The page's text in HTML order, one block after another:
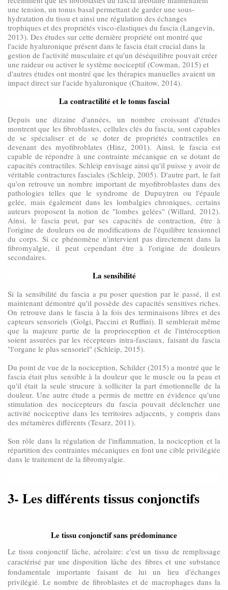
une tension, un tonus basal permettant de garder une sous-
hydratation du tissu et ainsi une régulation des échanges
trophiques et des propriétés visco-élastiques du fascia (Langevin,
2013). Des études sur cette dernière propriété ont montré que
l'acide hyaluronique présent dans le fascia était crucial dans la
gestion de l'activité musculaire et qu'un déséquilibre pouvait créer
une raideur ou activer le système nociceptif (Cowman, 2015) et
d'autres études ont montré que les thérapies manuelles avaient un
impact direct sur l'acide hyaluronique (Chaitow, 2014).
La contractilité et le tonus fascial
Depuis une dizaine d'années, un nombre croissant d'études
montrent que les fibroblastes, cellules clés du fascia, sont capables
de se spécialiser et de se doter de propriétés contractiles en
devenant des myofibroblates (Hinz, 2001). Ainsi, le fascia est
capable de répondre à une contrainte mécanique en se dotant de
capacités contractiles. Schleip envisage ainsi qu'il puisse y avoir de
véritable contractures fasciales (Schleip, 2005). D'autre part, le fait
qu'on retrouve un nombre important de myofibroblastes dans des
pathologies telles que le syndrome de Dupuytren ou l'épaule
gelée, mais également dans les lombalgies chroniques, certains
auteurs proposent la notion de "lombes gelées" (Willard, 2012).
Ainsi, le fascia peut, par ses capacités de contraction, être à
l'origine de douleurs ou de modifications de l'équilibre tensionnel
du corps. Si ce phénomène n'intervient pas directement dans la
fibromyalgie, il peut cependant être à l'origine de douleurs
secondaires.
La sensibilité
Si la sensibilité du fascia a pu poser question par le passé, il est
maintenant démontré qu'il possède des capacités sensitives riches.
On retrouve dans le fascia à la fois des terminaisons libres et des
capteurs sensoriels (Golgi, Paccini et Ruffini). Il semblerait même
que la majeure partie de la proprioception et de l'intéroception
soient assurées par les récepteurs intra-fasciaux, faisant du fascia
"l'organe le plus sensoriel" (Schleip, 2015).
Du point de vue de la nociception, Schilder (2015) a montré que le
fascia était plus sensible à la douleur que le muscle ou la peau et
qu'il était la seule strucure à solliciter la part émotionnelle de la
douleur. Une autre étude a permis de mettre en évidence qu'une
stimulation des nocicepteurs du fascia pouvait déclencher une
activité nociceptive dans les territoires adjacents, y compris dans
des métamères différents (Tesarz, 2011).
Son rôle dans la régulation de l'inflammation, la nociception et la
répartition des contraintes mécaniques en font une cible privilégiée
dans le traitement de la fibromyalgie.
3- Les différents tissus conjonctifs
Le tissu conjonctif sans prédominance
Le tissu conjonctif lâche, aérolaire: c'est un tissu de remplissage
caractérisé par une disposition lâche des fibres et une substance
fondamentale importante faisant de lui un lieu d'échanges
privilégié. Le nombre de fibroblastes et de macrophages dans la